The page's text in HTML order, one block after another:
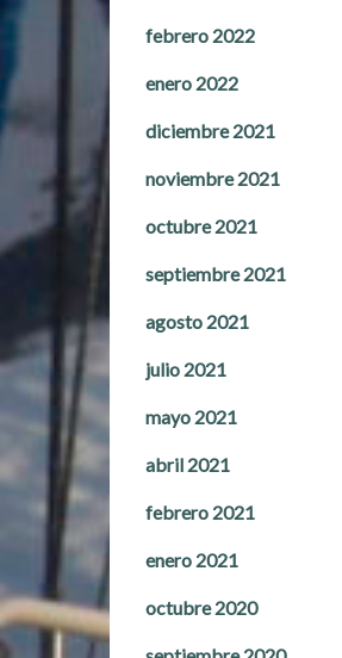
febrero 2022
enero 2022
diciembre 2021
noviembre 2021
octubre 2021
septiembre 2021
agosto 2021
julio 2021
mayo 2021
abril 2021
febrero 2021
enero 2021
octubre 2020